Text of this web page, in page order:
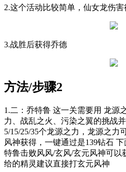
2.这个活动比较简单，仙女龙伤
3.战胜后获得乔德
方法/步骤2
1.二：乔特鲁 这一关需要用 龙源
力、战乱之火、污染之翼的挑战
5/15/25/35个龙源之力，龙源之力
风神获得，一键通过是139钻石
特鲁击败风风/玄风/玄元风神可以
给的精灵建议直接打玄元风神